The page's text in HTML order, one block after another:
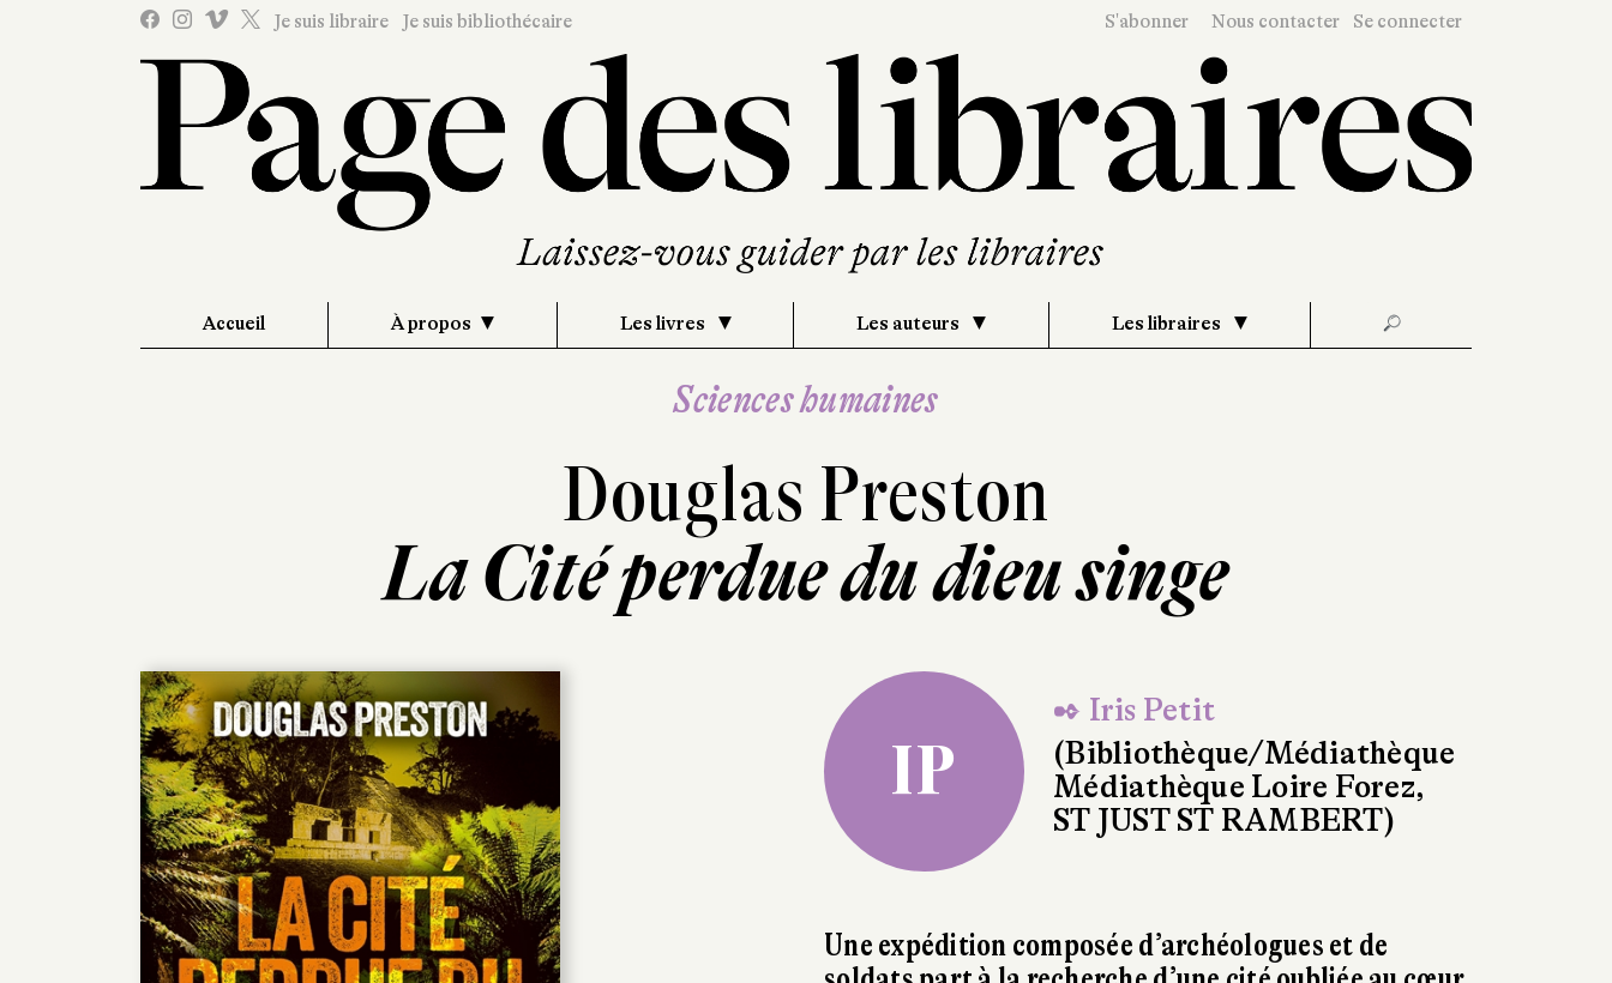
Je suis libraire Je suis bibliothécaire S'abonner Nous contacter Se connecter
Accueil À propos Les livres Les auteurs Les libraires 🔎
Sciences humaines
Douglas Preston
La Cité perdue du dieu singe
IP
✒ Iris Petit
(Bibliothèque/Médiathèque
Médiathèque Loire Forez,
ST JUST ST RAMBERT)
Une expédition composée d’archéologues et de